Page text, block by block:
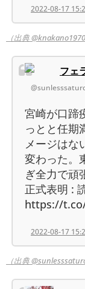
2022-08-17
（出典 @knakano1970
フェ
宮崎が口蹄
っとと任期
メージはな
変わった。
ぎ全力で頑
正式表明 :
https://t.co/
2022-08-17
（出典